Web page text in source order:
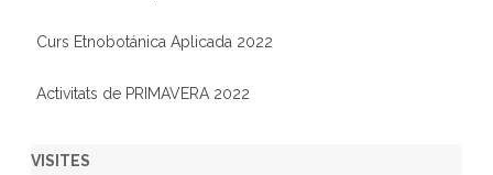
Curs Etnobotánica Aplicada 2022
Activitats de PRIMAVERA 2022
VISITES